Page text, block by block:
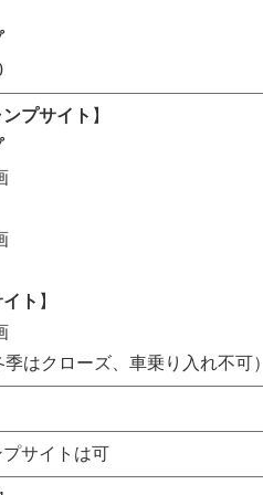
ンプサイト 】
ト 】
季はクローズ、車乗り入れ不可）
サイトは可